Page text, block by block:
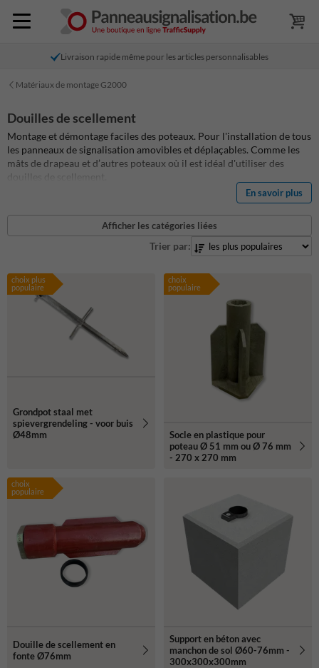
Livraison rapide même pour les articles personnalisables
Matériaux de montage G2000
Douilles de scellement
Montage et démontage faciles des poteaux. Pour l'installation de tous
les panneaux de signalisation amovibles et déplaçables. Comme les
mâts de drapeau et d’autres poteaux où il est idéal d'utiliser des
douilles de scellement.
Les douilles de scellement sont disponibles en différents diamètres et
longueurs. Consultez notre gamme de produits ci-dessous.
En savoir plus
Afficher les catégories liées
Trier par:
choix plus
populaire
Grondpot staal met
spievergrendeling - voor buis
Ø48mm
choix
populaire
Socle en plastique pour
poteau Ø 51 mm ou Ø 76 mm
- 270 x 270 mm
choix
populaire
Douille de scellement en
fonte Ø76mm
Support en béton avec
manchon de sol Ø60-76mm -
300x300x300mm